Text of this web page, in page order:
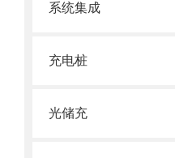
系统集成
充电桩
光储充